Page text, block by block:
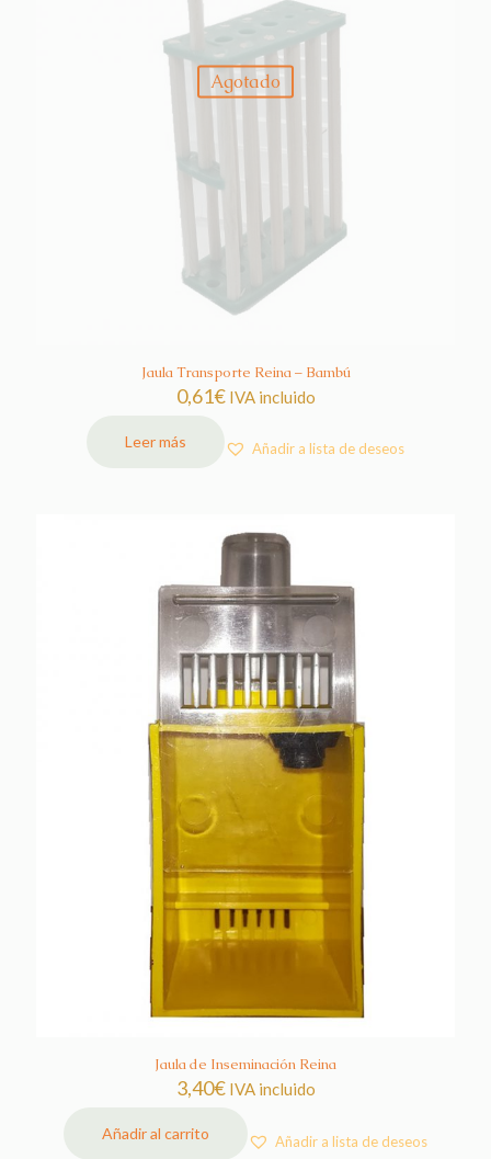
Agotado
Jaula Transporte Reina – Bambú
0,61€ IVA incluido
Leer más Añadir a lista de deseos
Jaula de Inseminación Reina
3,40€ IVA incluido
Añadir al carrito Añadir a lista de deseos